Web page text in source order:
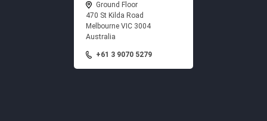
Ground Floor
470 St Kilda Road
Melbourne VIC 3004
Australia
+61 3 9070 5279